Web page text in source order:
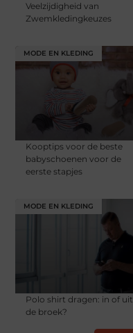
Veelzijdigheid van
Zwemkledingkeuzes
MODE EN KLEDING
Kooptips voor de beste
babyschoenen voor de
eerste stapjes
MODE EN KLEDING
Polo shirt dragen: in of uit
de broek?